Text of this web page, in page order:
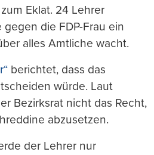
Eklat. 24 Lehrer
die FDP-Frau ein
alles Amtliche wacht.
berichtet, dass das
würde. Laut
Bezirksrat nicht das Recht,
abzusetzen.
der Lehrer nur